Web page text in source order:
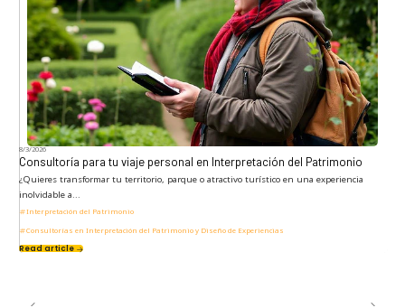
8/3/2026
Consultoría para tu viaje personal en Interpretación del Patrimonio
¿Quieres transformar tu territorio, parque o atractivo turístico en una experiencia
inolvidable a...
Interpretación del Patrimonio
Consultorías en Interpretación del Patrimonio y Diseño de Experiencias
Read article